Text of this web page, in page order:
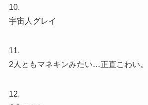
10.
宇宙人グレイ
11.
2人ともマネキンみたい…正直こわい。
12.